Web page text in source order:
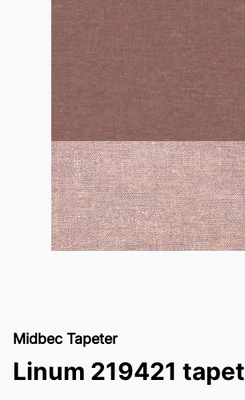
Midbec Tapeter
Linum 219421 tapet